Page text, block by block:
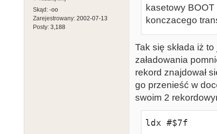
Skąd: -oo
Zarejestrowany: 2002-07-13
Posty: 3,188
kasetowy
konczacego
Tak się składa iż
załadowania
rekord znajdował
go przenieść w
swoim 2
ldx #$7f